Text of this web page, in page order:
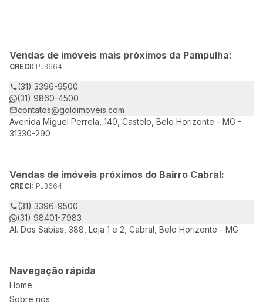
Vendas de imóveis mais próximos da Pampulha:
CRECI: PJ3664
(31) 3396-9500
(31) 9860-4500
contatos@goldimoveis.com
Avenida Miguel Perrela, 140, Castelo, Belo Horizonte - MG -
31330-290
Vendas de imóveis próximos do Bairro Cabral:
CRECI: PJ3664
(31) 3396-9500
(31) 98401-7983
Al. Dos Sabias, 388, Loja 1 e 2, Cabral, Belo Horizonte - MG
Navegação rápida
Home
Sobre nós